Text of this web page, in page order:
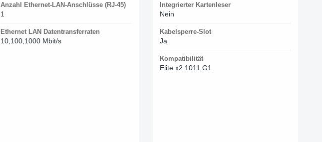
Anzahl Ethernet-LAN-Anschlüsse (RJ-45)
1
Ethernet LAN Datentransferraten
10,100,1000 Mbit/s
Integrierter Kartenleser
Nein
Kabelsperre-Slot
Ja
Kompatibilität
Elite x2 1011 G1